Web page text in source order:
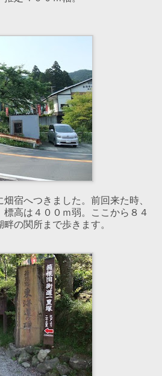
宿へつきました。前回来た時、
高は４００ｍ弱。ここから８４
の関所まで歩きます。